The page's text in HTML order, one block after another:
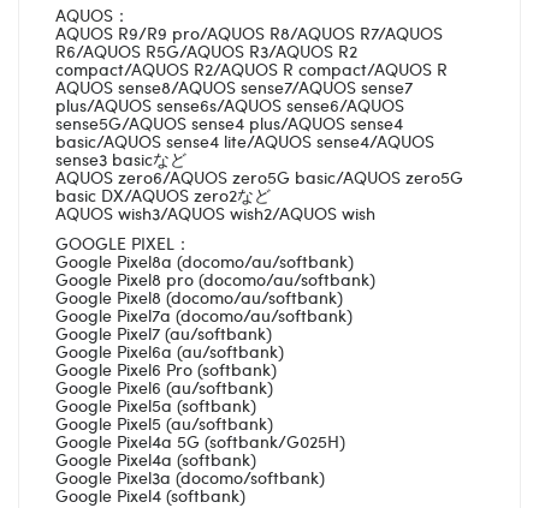
AQUOS：
AQUOS R9/R9 pro/AQUOS R8/AQUOS R7/AQUOS
R6/AQUOS R5G/AQUOS R3/AQUOS R2
compact/AQUOS R2/AQUOS R compact/AQUOS R
AQUOS sense8/AQUOS sense7/AQUOS sense7
plus/AQUOS sense6s/AQUOS sense6/AQUOS
sense5G/AQUOS sense4 plus/AQUOS sense4
basic/AQUOS sense4 lite/AQUOS sense4/AQUOS
sense3 basicなど
AQUOS zero6/AQUOS zero5G basic/AQUOS zero5G
basic DX/AQUOS zero2など
AQUOS wish3/AQUOS wish2/AQUOS wish
GOOGLE PIXEL：
Google Pixel8a (docomo/au/softbank)
Google Pixel8 pro (docomo/au/softbank)
Google Pixel8 (docomo/au/softbank)
Google Pixel7a (docomo/au/softbank)
Google Pixel7 (au/softbank)
Google Pixel6a (au/softbank)
Google Pixel6 Pro (softbank)
Google Pixel6 (au/softbank)
Google Pixel5a (softbank)
Google Pixel5 (au/softbank)
Google Pixel4a 5G (softbank/G025H)
Google Pixel4a (softbank)
Google Pixel3a (docomo/softbank)
Google Pixel4 (softbank)